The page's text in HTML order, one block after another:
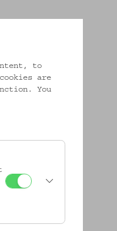
to
are
You